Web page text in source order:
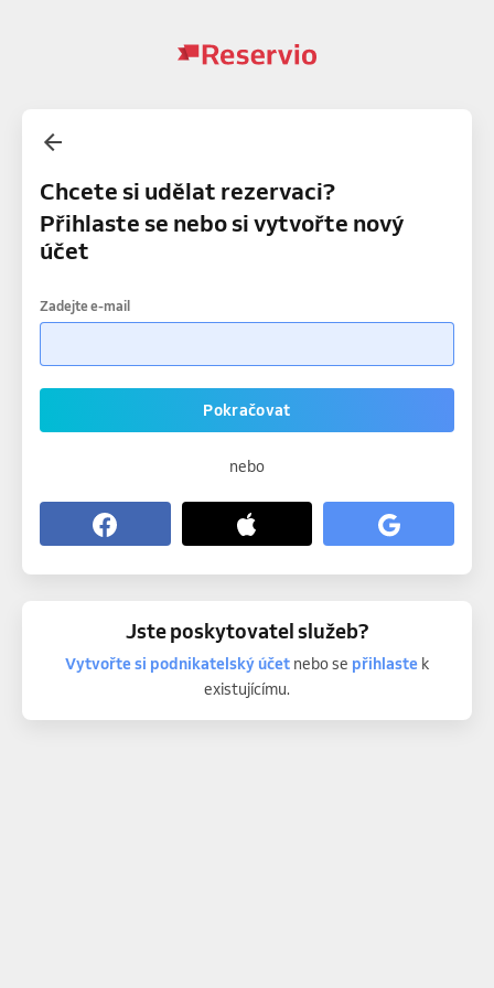
Chcete si udělat rezervaci?
Přihlaste se nebo si vytvořte nový
účet
Zadejte e-mail
Pokračovat
nebo
Jste poskytovatel služeb?
Vytvořte si podnikatelský účetnebo se přihlastek
existujícímu.